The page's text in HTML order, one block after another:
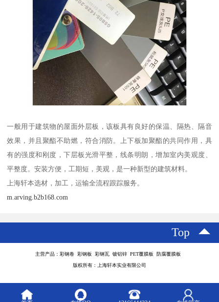
一般用于建筑物的屋面外层板，该板具有良好的保温、隔热、隔音
效果，并且聚酯不助燃，符合消防。上下板加聚酯的共同作用，具
有的强度和刚度，下层板光滑平整，线条明朗，增加室内美观度、
平整度。安装方便，工期短，美观，是一种新型的建筑材料。
上海轩本选材，加工，运输全流程跟踪服务。
m.arving.b2b168.com
Top
主营产品：彩钢卷 彩钢板 彩钢瓦 镀铝锌 PET覆膜板 防腐覆膜板
版权所有：上海轩本实业有限公司